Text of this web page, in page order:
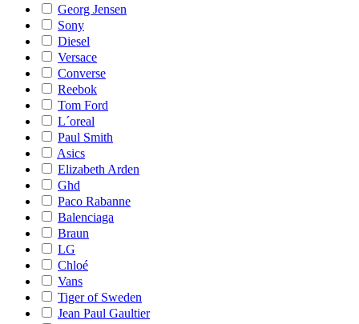
Georg Jensen
Sony
Diesel
Versace
Converse
Reebok
Tom Ford
L´oreal
Paul Smith
Asics
Elizabeth Arden
Ghd
Paco Rabanne
Balenciaga
Braun
LG
Chloé
Vans
Tiger of Sweden
Jean Paul Gaultier